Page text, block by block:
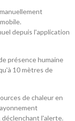
depuis l'application
présence humaine
10 mètres de
de chaleur en
l'alerte.